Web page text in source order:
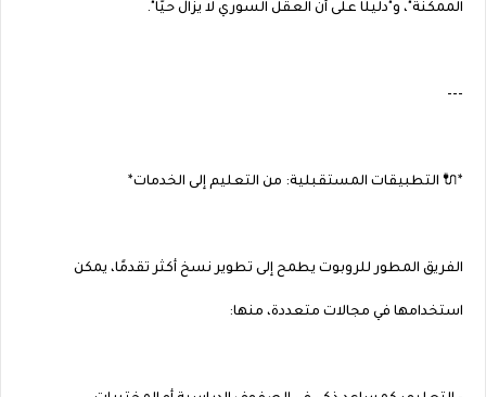
الممكنة"، و"دليلًا على أن العقل السوري لا يزال حيًا".
---
*🔌 التطبيقات المستقبلية: من التعليم إلى الخدمات*
الفريق المطور للروبوت يطمح إلى تطوير نسخ أكثر تقدمًا، يمكن
استخدامها في مجالات متعددة، منها: